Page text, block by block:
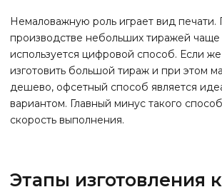
Немаловажную роль играет вид печати.
производстве небольших тиражей чаще
используется цифровой способ. Если
изготовить большой тираж и при этом
дешево, офсетный способ является
вариантом. Главный минус такого
скорость выполнения.
Этапы изготовления